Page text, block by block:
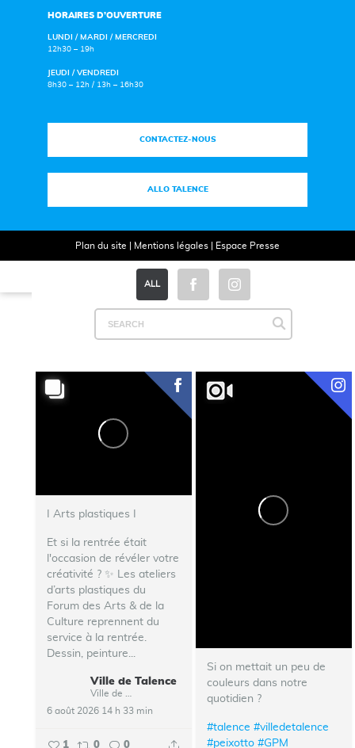
ALL
I Arts plastiques I
Et si la rentrée était
l'occasion de révéler votre
créativité ? ✨ Les ateliers
d’arts plastiques du
Forum des Arts & de la
Culture reprennent du
service à la rentrée.
Dessin, peinture...
Ville de Talence
6 août 2026 14 h 33 min
1 0 0
Si on mettait un peu de
couleurs dans notre
quotidien ?
#talence #villedetalence
#peixotto #GPM
HORAIRES D’OUVERTURE
LUNDI / MARDI / MERCREDI
12h30 – 19h
JEUDI / VENDREDI
8h30 – 12h / 13h – 16h30
CONTACTEZ-NOUS
ALLO TALENCE
Plan du site Mentions légales| Espace Presse